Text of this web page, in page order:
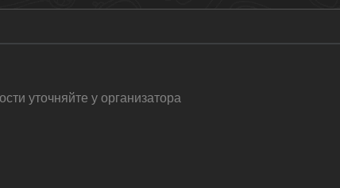
уточняйте у организатора